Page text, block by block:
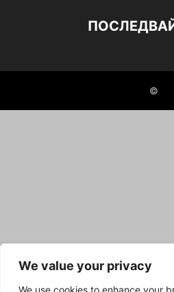
We value your privacy
We use cookies to enhance your
©